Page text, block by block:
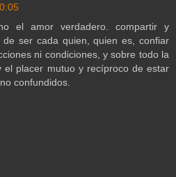
el amor verdadero. compartir y
de ser cada quien, quien es, confiar
ni condiciones, y sobre todo la
el placer mutuo y recíproco de estar
confundidos.